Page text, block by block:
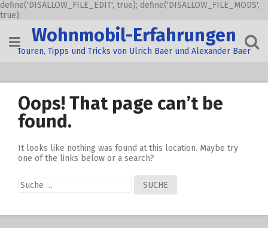
define('DISALLOW_FILE_EDIT', true); define('DISALLOW_FILE_MODS',
true);
content
Wohnmobil-Erfahrungen
Touren, Tipps und Tricks von Ulrich Baer und Alexander Baer
Oops! That page can’t be
found.
It looks like nothing was found at this location. Maybe try
one of the links below or a search?
Suche
nach: